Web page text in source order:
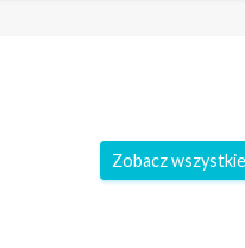
Zobacz